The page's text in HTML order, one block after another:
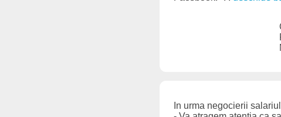
In urma negocierii